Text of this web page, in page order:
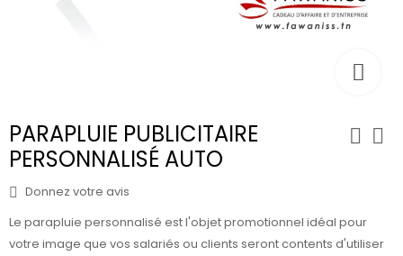
PARAPLUIE PUBLICITAIRE
PERSONNALISÉ AUTO
Donnez votre avis
Le parapluie personnalisé est l'objet promotionnel idéal pour
votre image que vos salariés ou clients seront contents d'utiliser